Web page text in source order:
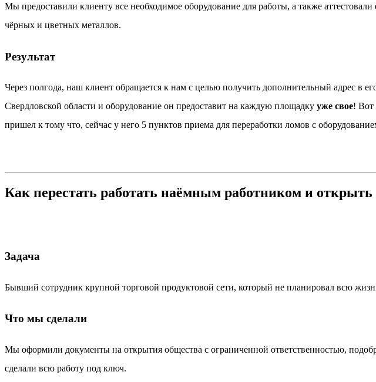
Мы предоставили клиенту все необходимое оборудование для работы, а также
чёрных и цветных металлов.
Результат
Через полгода, наш клиент обращается к нам с целью получить дополнительный адрес в
Свердловской области и оборудование он предоставит на каждую площадку уже свое! Вот
пришел к тому что, сейчас у него 5 пунктов приема для переработки ломов с
Как перестать работать наёмным работником и открыть
Задача
Бывший сотрудник крупной торговой продуктовой сети, который не планировал всю
Что мы сделали
Мы оформили документы на открытия общества с ограниченной ответственностью,
сделали всю работу под ключ.